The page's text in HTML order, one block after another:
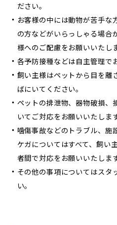
ださい。
お客様の中には動物が苦手な
の方などがいらっしゃる場合
様へのご配慮をお願いいたしま
各予防接種などは自主管理で
飼い主様はペットから目を離
ばにいてください。
ペットの排泄物、器物破損、
いてご対応をお願いいたします
噛傷事故などのトラブル、施
ケガについてはすべて、飼い
者間で対応をお願いいたします
その他の事項についてはスタ
い。